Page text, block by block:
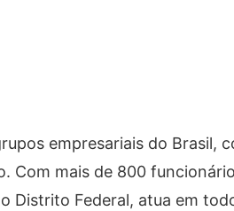
empresariais do Brasil,
Com mais de 800
Distrito Federal, atua em